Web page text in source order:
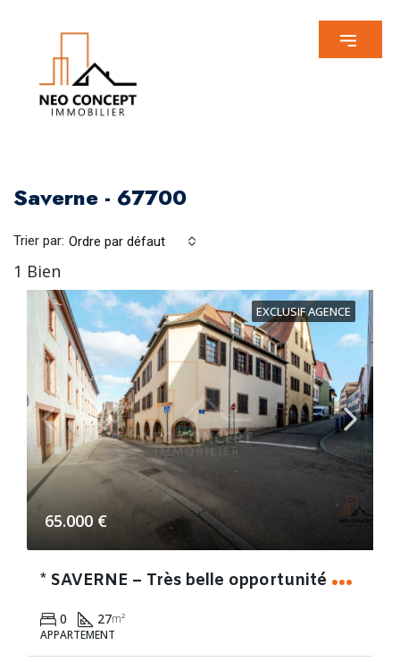
Saverne - 67700
1 Bien
Trier par: Ordre par défaut
EXCLUSIF AGENCE
65.000 €
*
SAVERNE – Très belle opportunité d’investissement – Studio 27 m² ! *
0 27m²
APPARTEMENT